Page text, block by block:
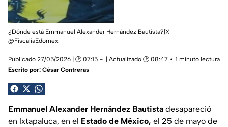
¿Dónde está Emmanuel Alexander Hernández Bautista?|X
@FiscaliaEdomex.
Publicado 27/05/2026 | 🕑 07:15 | Actualizado 🕑 08:47
1 minuto lectura
Escrito por: César Contreras
Emmanuel Alexander Hernández Bautista desapareció
en Ixtapaluca, en el Estado de México, el 25 de mayo de